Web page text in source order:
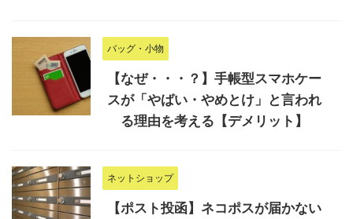
バッグ・小物
【なぜ・・・？】手帳型スマホケー
スが「やばい・やめとけ」と言われ
る理由を考える【デメリット】
ネットショップ
【ポスト投函】ネコポスが届かない